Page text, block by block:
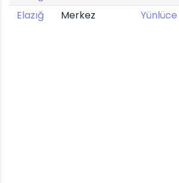
Elazığ
Merkez